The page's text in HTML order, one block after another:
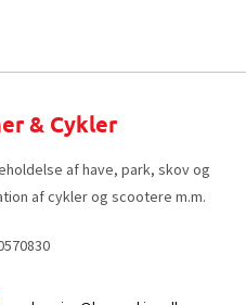
& Cykler
af have, park, skov og
af cykler og scootere m.m.